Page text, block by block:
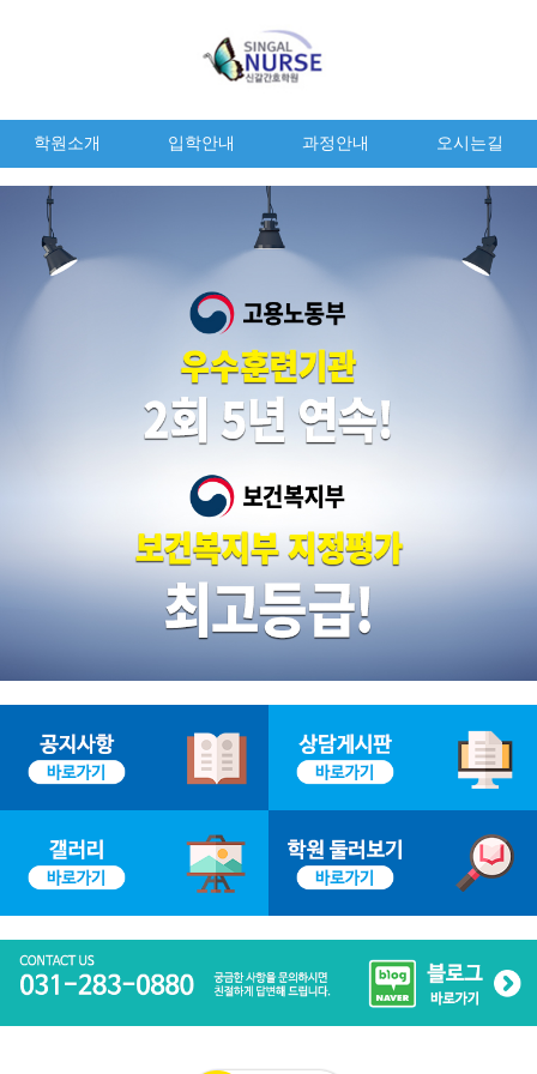
학원소개 입학안내 과정안내 오시는길